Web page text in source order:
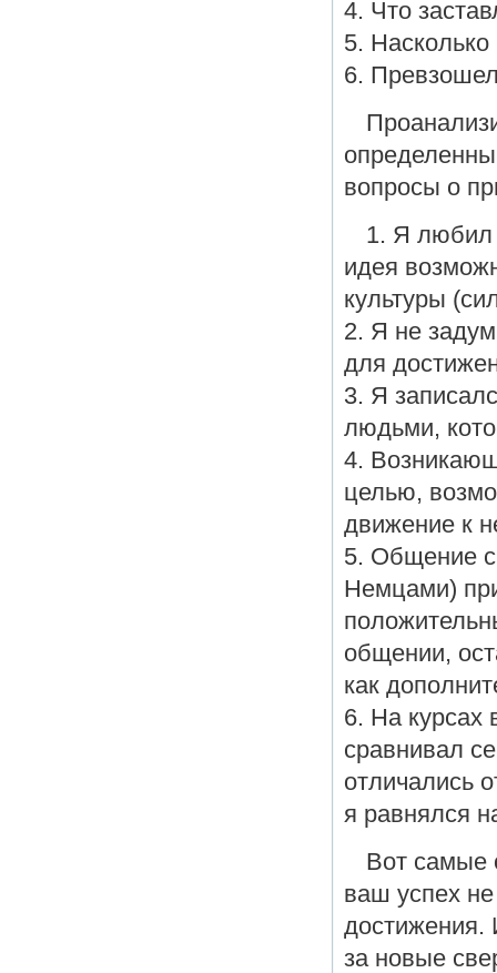
4. Что
5.
6.
вопросы о
1. Я любил
идея
культуры
2. Я не
для
3. Я
людьми,
4.
целью,
движение к
5. Общение
Немцами)
общении,
как
6. На курсах
сравнивал
отличались
я равнялся
Вот самые
ваш успех
достижения.
за новые